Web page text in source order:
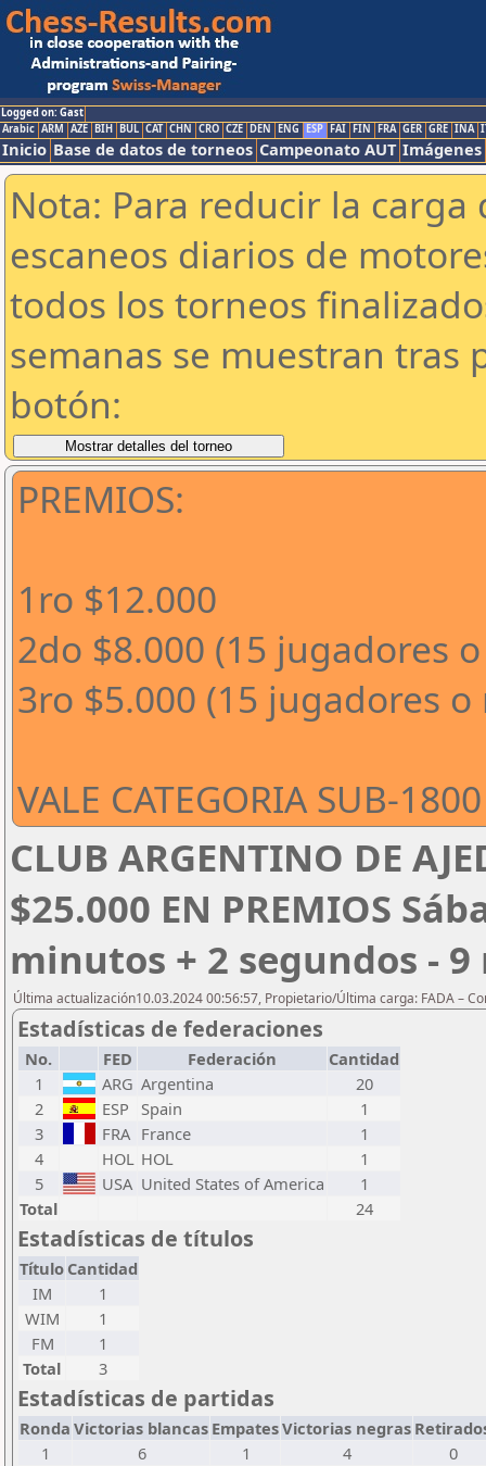
Logged on: Gast
Arabic ARM AZE BIH BUL CAT CHN CRO CZE DEN ENG ESP FAI FIN FRA GER GRE INA
Inicio Base de datos de torneos Campeonato AUT Imágenes
Nota: Para reducir la
escaneos diarios de
todos los torneos
semanas se muestran tras
botón:
PREMIOS:
1ro $12.000
2do $8.000 (15 jugadores
3ro $5.000 (15 jugadores o
VALE CATEGORIA SUB-
CLUB ARGENTINO DE
$25.000 EN PREMIOS
minutos + 2 segundos - 9
Última actualización10.03.2024 00:56:57, Propietario/Última carga: FADA –
Estadísticas de federaciones
No. FED Federación
Cantidad
1
ARG Argentina
20
2
ESP Spain
1
3
FRA France
1
4
HOL HOL
1
5
USA United States of America
1
Total
24
Estadísticas de títulos
Título Cantidad
IM
1
WIM
1
FM
1
Total
3
Estadísticas de partidas
Ronda Victorias blancas EmpatesVictorias negras
1
6 1 4
0